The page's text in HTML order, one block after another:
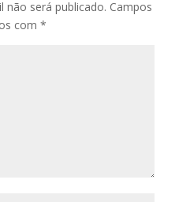
não será publicado. Campos
com *